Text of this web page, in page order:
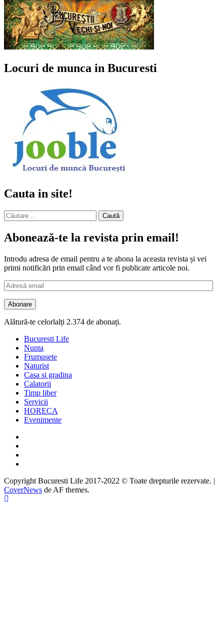
Locuri de munca in Bucuresti
Cauta in site!
Caută
după:
Abonează-te la revista prin email!
Introdu adresa de email pentru a te abona la aceasta revista și vei
primi notificări prin email când vor fi publicate articole noi.
Adresă
email
Abonare
Alătură-te celorlalți 2.374 de abonați.
Bucuresti Life
Nunta
Frumusete
Naturist
Casa si gradina
Calatorii
Timp liber
Servicii
HORECA
Evenimente
Copyright Bucuresti Life 2017-2022 © Toate drepturile rezervate. |
CoverNews de AF themes.